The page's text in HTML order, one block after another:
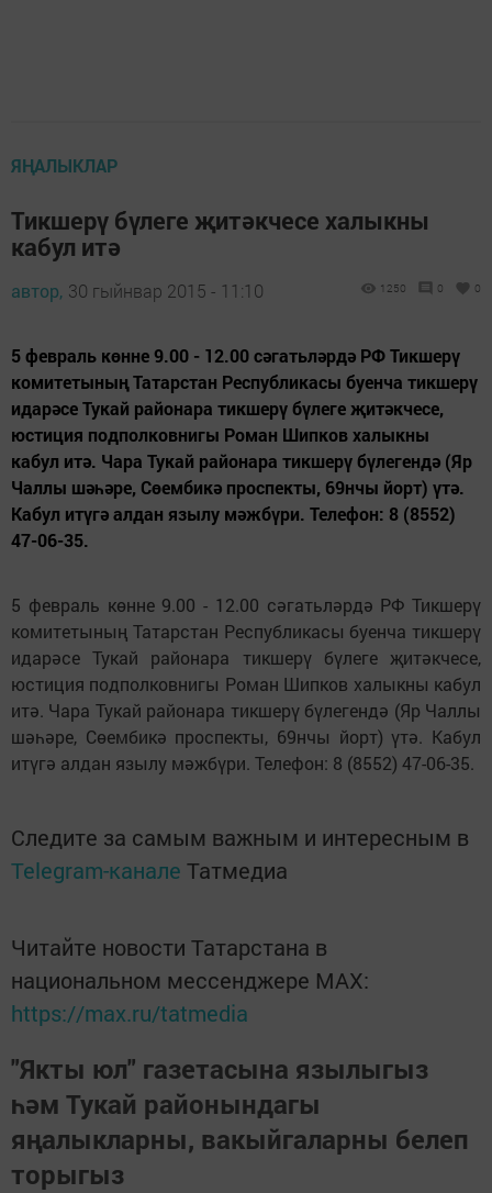
ЯҢАЛЫКЛАР
Тикшерү бүлеге җитәкчесе халыкны
кабул итә
автор, 30 гыйнвар 2015 - 11:10 1250 0 0
5 февраль көнне 9.00 - 12.00 сәгатьләрдә РФ Тикшерү
комитетының Татарстан Республикасы буенча тикшерү
идарәсе Тукай районара тикшерү бүлеге җитәкчесе,
юстиция подполковнигы Роман Шипков халыкны
кабул итә. Чара Тукай районара тикшерү бүлегендә (Яр
Чаллы шәһәре, Сөембикә проспекты, 69нчы йорт) үтә.
Кабул итүгә алдан язылу мәжбүри. Телефон: 8 (8552)
47-06-35.
5 февраль көнне 9.00 - 12.00 сәгатьләрдә РФ Тикшерү
комитетының Татарстан Республикасы буенча тикшерү
идарәсе Тукай районара тикшерү бүлеге җитәкчесе,
юстиция подполковнигы Роман Шипков халыкны кабул
итә. Чара Тукай районара тикшерү бүлегендә (Яр Чаллы
шәһәре, Сөембикә проспекты, 69нчы йорт) үтә. Кабул
итүгә алдан язылу мәжбүри. Телефон: 8 (8552) 47-06-35.
Следите за самым важным и интересным в
Telegram-канале Татмедиа
Читайте новости Татарстана в
национальном мессенджере MАХ:
https://max.ru/tatmedia
"Якты юл" газетасына язылыгыз
һәм Тукай районындагы
яңалыкларны, вакыйгаларны белеп
торыгыз